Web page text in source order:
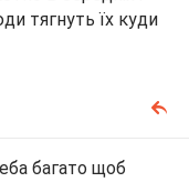
тягнуть їх куди
багато щоб